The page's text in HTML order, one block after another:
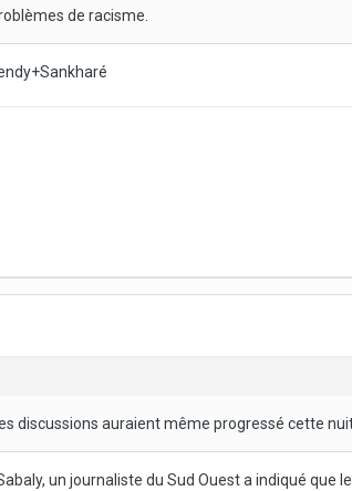
de racisme.
discussions auraient même progressé cette
un journaliste du Sud Ouest a indiqué que